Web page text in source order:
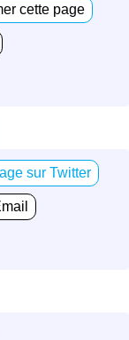
cette page
sur Twitter